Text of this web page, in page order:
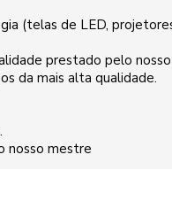
(telas de LED,
prestado pelo
da mais alta qualidade.
nosso mestre